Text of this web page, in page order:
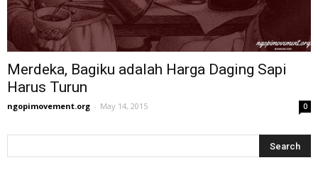
Merdeka, Bagiku adalah Harga Daging Sapi
Harus Turun
ngopimovement.org - May 14, 2015 0